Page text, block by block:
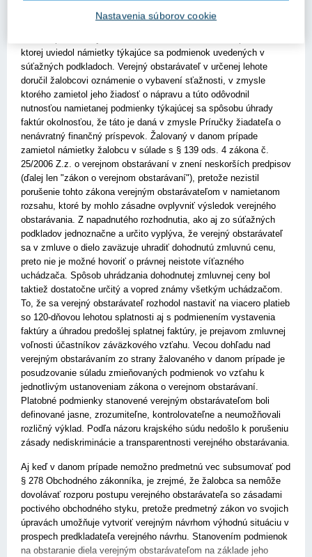
ktorej uviedol námietky týkajúce sa podmienok uvedených v
súťažných podkladoch. Verejný obstarávateľ v určenej lehote
doručil žalobcovi oznámenie o vybavení sťažnosti, v zmysle
ktorého zamietol jeho žiadosť o nápravu a túto odôvodnil
nutnosťou namietanej podmienky týkajúcej sa spôsobu úhrady
faktúr okolnosťou, že táto je daná v zmysle Príručky žiadateľa o
nenávratný finančný príspevok. Žalovaný v danom prípade
zamietol námietky žalobcu v súlade s § 139 ods. 4 zákona č.
25/2006 Z.z. o verejnom obstarávaní v znení neskorších predpisov
(ďalej len "zákon o verejnom obstarávaní"), pretože nezistil
porušenie tohto zákona verejným obstarávateľom v namietanom
rozsahu, ktoré by mohlo zásadne ovplyvniť výsledok verejného
obstarávania. Z napadnutého rozhodnutia, ako aj zo súťažných
podkladov jednoznačne a určito vyplýva, že verejný obstarávateľ
sa v zmluve o dielo zaväzuje uhradiť dohodnutú zmluvnú cenu,
preto nie je možné hovoriť o právnej neistote víťazného
uchádzača. Spôsob uhrádzania dohodnutej zmluvnej ceny bol
taktiež dostatočne určitý a vopred známy všetkým uchádzačom.
To, že sa verejný obstarávateľ rozhodol nastaviť na viacero platieb
so 120-dňovou lehotou splatnosti aj s podmienením vystavenia
faktúry a úhradou predošlej splatnej faktúry, je prejavom zmluvnej
voľnosti účastníkov záväzkového vzťahu. Vecou dohľadu nad
verejným obstarávaním zo strany žalovaného v danom prípade je
posudzovanie súladu zmieňovaných podmienok vo vzťahu k
jednotlivým ustanoveniam zákona o verejnom obstarávaní.
Platobné podmienky stanovené verejným obstarávateľom boli
definované jasne, zrozumiteľne, kontrolovateľne a neumožňovali
rozličný výklad. Podľa názoru krajského súdu nedošlo k porušeniu
zásady nediskriminácie a transparentnosti verejného obstarávania.
Aj keď v danom prípade nemožno predmetnú vec subsumovať pod
§ 278 Obchodného zákonníka, je zrejmé, že žalobca sa nemôže
dovolávať rozporu postupu verejného obstarávateľa so zásadami
poctivého obchodného styku, pretože predmetný zákon vo svojich
úpravách umožňuje vytvoriť verejným návrhom výhodnú situáciu v
prospech predkladateľa verejného návrhu. Stanovením podmienok
na obstaranie diela verejným obstarávateľom na základe jeho
Nastavenia súborov cookie